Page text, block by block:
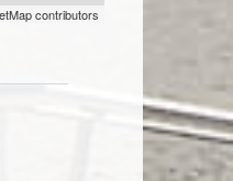
contributors